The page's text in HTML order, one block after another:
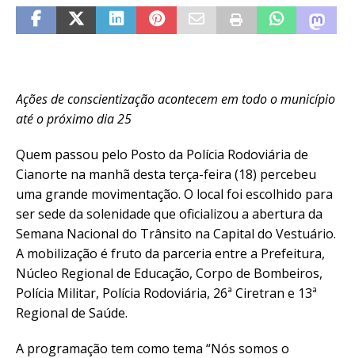
Ações de conscientização acontecem em todo o município
até o próximo dia 25
Quem passou pelo Posto da Polícia Rodoviária de
Cianorte na manhã desta terça-feira (18) percebeu
uma grande movimentação. O local foi escolhido para
ser sede da solenidade que oficializou a abertura da
Semana Nacional do Trânsito na Capital do Vestuário.
A mobilização é fruto da parceria entre a Prefeitura,
Núcleo Regional de Educação, Corpo de Bombeiros,
Polícia Militar, Polícia Rodoviária, 26ª Ciretran e 13ª
Regional de Saúde.
A programação tem como tema “Nós somos o